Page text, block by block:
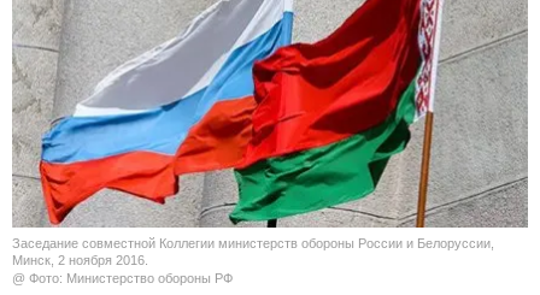
ОБЩЕСТВО
КУЛЬТУРА
НАУКА
СПОРТ
Заседание совместной Коллегии министерств обороны России и Белоруссии,
Минск, 2 ноября 2016.
@ Фото: Министерство обороны РФ